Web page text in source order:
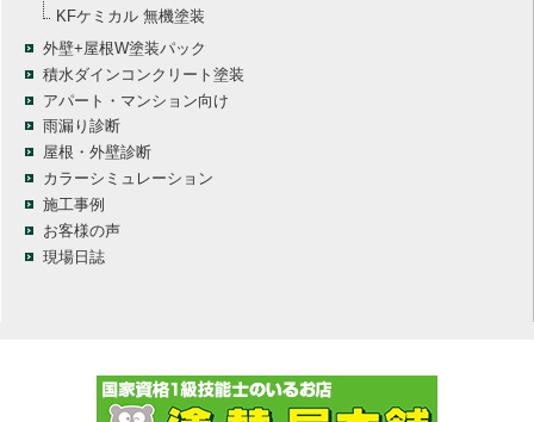
KFケミカル 無機塗装
外壁+屋根W塗装パック
積水ダインコンクリート塗装
アパート・マンション向け
雨漏り診断
屋根・外壁診断
カラーシミュレーション
施工事例
お客様の声
現場日誌